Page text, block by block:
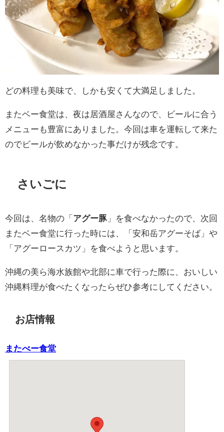
どの料理も美味で、しかも安くて大満足しました。
またベー食堂は、夜は居酒屋さんなので、ビールに合う
メニューも豊富にありました。今回は車を運転して来た
のでビールが飲めなかった事だけが残念です。
さいごに
今回は、名物の「 アグー豚 」を食べなかったので、次回
またベー食堂に行った時には、「安和岳アグーそば」や
「アグーロースカツ」を食べようと思います。
沖縄の美ら海水族館や北部に車で行った際に、おいしい
沖縄料理が食べたくなったらぜひ参考にしてください。
お店情報
またべー食堂